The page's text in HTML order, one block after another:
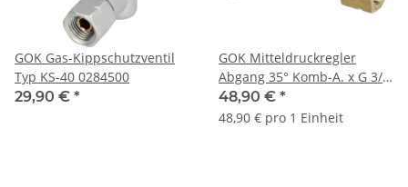
GOK Gas-Kippschutzventil
Typ KS-40 0284500
29,90 € *
GOK Mitteldruckregler
Abgang 35° Komb-A. x G 3/8
LH-KN
48,90 € *
48,90 € pro 1 Einheit